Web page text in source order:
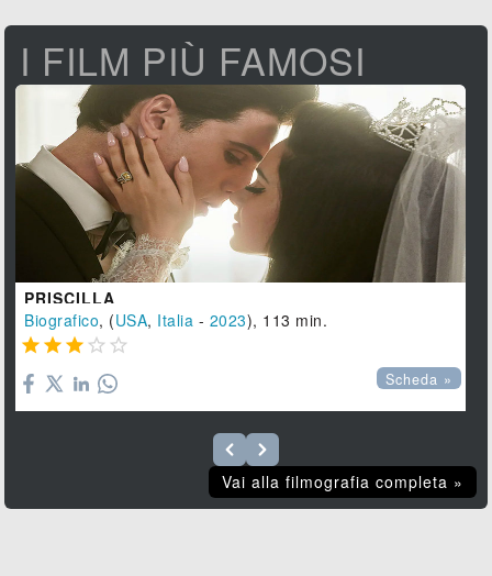
I FILM PIÙ FAMOSI
PRISCILLA
Biografico, (USA, Italia - 2023), 113 min.
    
Scheda »
Vai alla filmografia completa »